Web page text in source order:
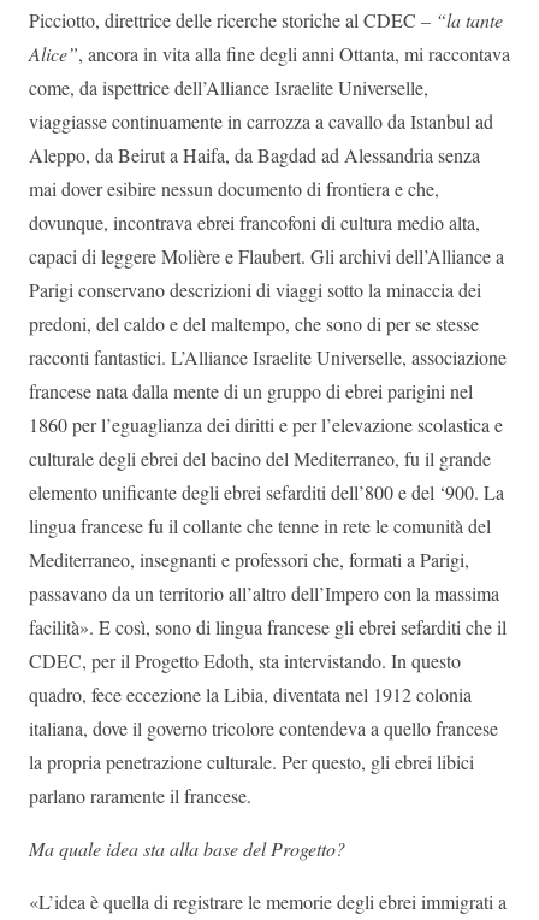
Picciotto, direttrice delle ricerche storiche al CDEC – “la tante
Alice”, ancora in vita alla fine degli anni Ottanta, mi raccontava
come, da ispettrice dell’Alliance Israelite Universelle,
viaggiasse continuamente in carrozza a cavallo da Istanbul ad
Aleppo, da Beirut a Haifa, da Bagdad ad Alessandria senza
mai dover esibire nessun documento di frontiera e che,
dovunque, incontrava ebrei francofoni di cultura medio alta,
capaci di leggere Molière e Flaubert. Gli archivi dell’Alliance a
Parigi conservano descrizioni di viaggi sotto la minaccia dei
predoni, del caldo e del maltempo, che sono di per se stesse
racconti fantastici. L’Alliance Israelite Universelle, associazione
francese nata dalla mente di un gruppo di ebrei parigini nel
1860 per l’eguaglianza dei diritti e per l’elevazione scolastica e
culturale degli ebrei del bacino del Mediterraneo, fu il grande
elemento unificante degli ebrei sefarditi dell’800 e del ‘900. La
lingua francese fu il collante che tenne in rete le comunità del
Mediterraneo, insegnanti e professori che, formati a Parigi,
passavano da un territorio all’altro dell’Impero con la massima
facilità». E così, sono di lingua francese gli ebrei sefarditi che il
CDEC, per il Progetto Edoth, sta intervistando. In questo
quadro, fece eccezione la Libia, diventata nel 1912 colonia
italiana, dove il governo tricolore contendeva a quello francese
la propria penetrazione culturale. Per questo, gli ebrei libici
parlano raramente il francese.
Ma quale idea sta alla base del Progetto?
«L’idea è quella di registrare le memorie degli ebrei immigrati a